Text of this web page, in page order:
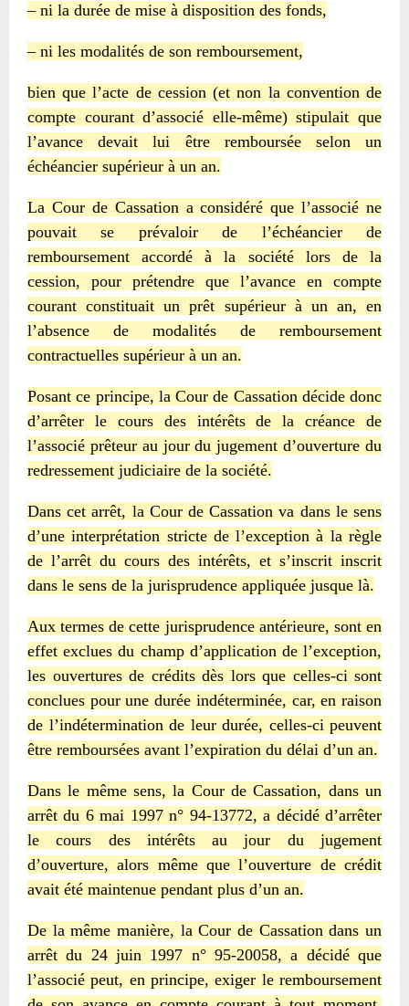
– ni la durée de mise à disposition des fonds,
– ni les modalités de son remboursement,
bien que l’acte de cession (et non la convention de
compte courant d’associé elle-même) stipulait que
l’avance devait lui être remboursée selon un
échéancier supérieur à un an.
La Cour de Cassation a considéré que l’associé ne
pouvait se prévaloir de l’échéancier de
remboursement accordé à la société lors de la
cession, pour prétendre que l’avance en compte
courant constituait un prêt supérieur à un an, en
l’absence de modalités de remboursement
contractuelles supérieur à un an.
Posant ce principe, la Cour de Cassation décide donc
d’arrêter le cours des intérêts de la créance de
l’associé prêteur au jour du jugement d’ouverture du
redressement judiciaire de la société.
Dans cet arrêt, la Cour de Cassation va dans le sens
d’une interprétation stricte de l’exception à la règle
de l’arrêt du cours des intérêts, et s’inscrit inscrit
dans le sens de la jurisprudence appliquée jusque là.
Aux termes de cette jurisprudence antérieure, sont en
effet exclues du champ d’application de l’exception,
les ouvertures de crédits dès lors que celles-ci sont
conclues pour une durée indéterminée, car, en raison
de l’indétermination de leur durée, celles-ci peuvent
être remboursées avant l’expiration du délai d’un an.
Dans le même sens, la Cour de Cassation, dans un
arrêt du 6 mai 1997 n° 94-13772, a décidé d’arrêter
le cours des intérêts au jour du jugement
d’ouverture, alors même que l’ouverture de crédit
avait été maintenue pendant plus d’un an.
De la même manière, la Cour de Cassation dans un
arrêt du 24 juin 1997 n° 95-20058, a décidé que
l’associé peut, en principe, exiger le remboursement